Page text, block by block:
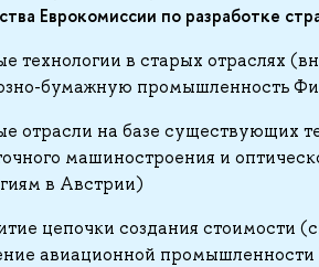
Еврокомиссии по разработке
технологии в старых отраслях
бумажную промышленность
отрасли на базе существующих
машиностроения и
в Австрии)
цепочки создания стоимости
авиационной промышленности